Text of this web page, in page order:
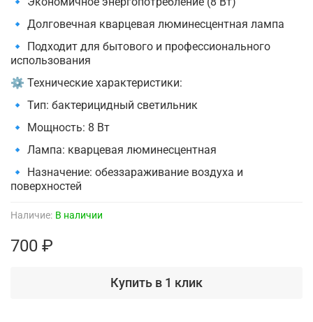
Наличие: В наличии
700 ₽
Купить в 1 клик
🔹 Долговечная кварцевая люминесцентная лампа
🔹 Подходит для бытового и профессионального
использования
⚙ Технические характеристики:
🔹 Тип: бактерицидный светильник
🔹 Мощность: 8 Вт
🔹 Лампа: кварцевая люминесцентная
🔹 Назначение: обеззараживание воздуха и
поверхностей